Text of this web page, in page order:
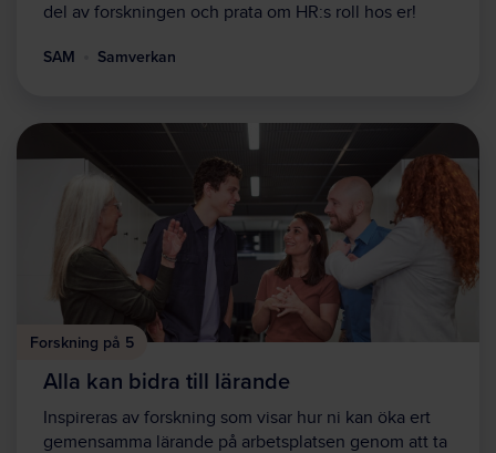
del av forskningen och prata om HR:s roll hos er!
SAM Samverkan
Forskning på 5
Alla kan bidra till lärande
Inspireras av forskning som visar hur ni kan öka ert
gemensamma lärande på arbetsplatsen genom att ta